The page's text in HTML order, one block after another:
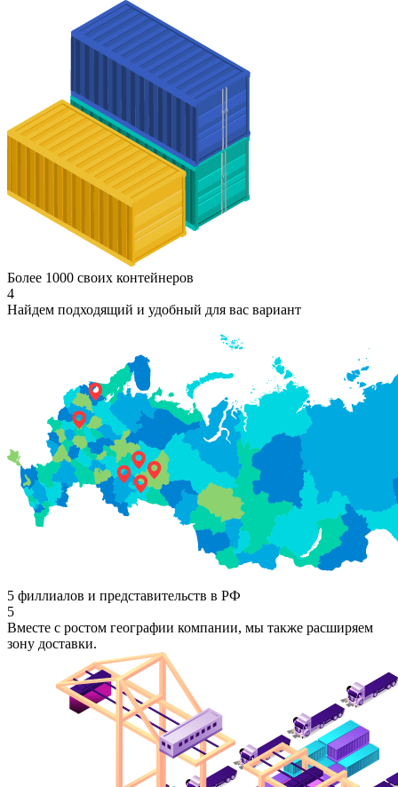
Более 1000 своих контейнеров
4
Найдем подходящий и удобный для вас вариант
5 филлиалов и представительств в РФ
5
Вместе с ростом географии компании, мы также расширяем
зону доставки.